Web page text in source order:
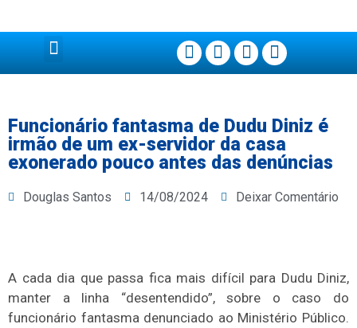
Funcionário fantasma de Dudu Diniz é
irmão de um ex-servidor da casa
exonerado pouco antes das denúncias
Douglas Santos 14/08/2024 Deixar Comentário
A cada dia que passa fica mais difícil para Dudu Diniz,
manter a linha “desentendido”, sobre o caso do
funcionário fantasma denunciado ao Ministério Público.